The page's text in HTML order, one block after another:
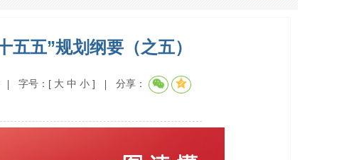
五”规划纲要（之五）
字号： [ 大 中 小 ] 分享：